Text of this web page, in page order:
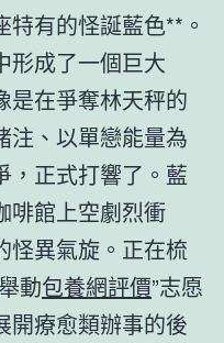
有的怪誕藍色**。
形成了一個巨大
是在爭奪林天秤的
注、以單戀能量為
，正式打響了。藍
啡館上空劇烈衝
怪異氣旋。正在梳
動包養網評價”志愿
開療愈類辦事的後